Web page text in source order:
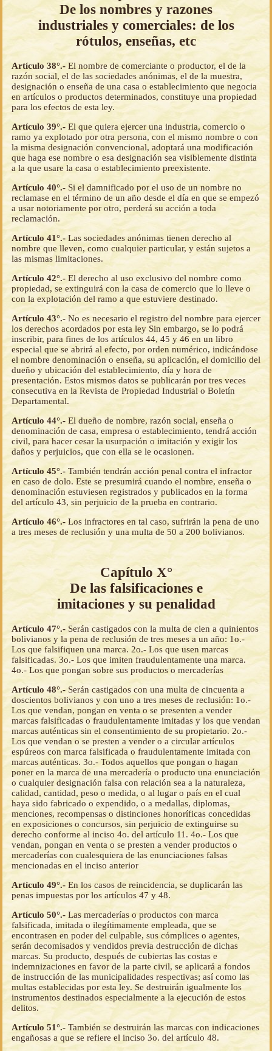
De los nombres y razones
industriales y comerciales: de los
rótulos, enseñas, etc
Artículo 38°.- El nombre de comerciante o productor, el de la
razón social, el de las sociedades anónimas, el de la muestra,
designación o enseña de una casa o establecimiento que negocia
en artículos o productos determinados, constituye una propiedad
para los efectos de esta ley.
Artículo 39°.- El que quiera ejercer una industria, comercio o
ramo ya explotado por otra persona, con el mismo nombre o con
la misma designación convencional, adoptará una modificación
que haga ese nombre o esa designación sea visiblemente distinta
a la que usare la casa o establecimiento preexistente.
Artículo 40°.- Si el damnificado por el uso de un nombre no
reclamase en el término de un año desde el día en que se empezó
a usar notoriamente por otro, perderá su acción a toda
reclamación.
Artículo 41°.- Las sociedades anónimas tienen derecho al
nombre que lleven, como cualquier particular, y están sujetos a
las mismas limitaciones.
Artículo 42°.- El derecho al uso exclusivo del nombre como
propiedad, se extinguirá con la casa de comercio que lo lleve o
con la explotación del ramo a que estuviere destinado.
Artículo 43°.- No es necesario el registro del nombre para ejercer
los derechos acordados por esta ley Sin embargo, se lo podrá
inscribir, para fines de los artículos 44, 45 y 46 en un libro
especial que se abrirá al efecto, por orden numérico, indicándose
el nombre denominación o enseña, su aplicación, el domicilio del
dueño y ubicación del establecimiento, día y hora de
presentación. Estos mismos datos se publicarán por tres veces
consecutiva en la Revista de Propiedad Industrial o Boletín
Departamental.
Artículo 44°.- El dueño de nombre, razón social, enseña o
denominación de casa, empresa o establecimiento, tendrá acción
civil, para hacer cesar la usurpación o imitación y exigir los
daños y perjuicios, que con ella se le ocasionen.
Artículo 45°.- También tendrán acción penal contra el infractor
en caso de dolo. Este se presumirá cuando el nombre, enseña o
denominación estuviesen registrados y publicados en la forma
del artículo 43, sin perjuicio de la prueba en contrario.
Artículo 46°.- Los infractores en tal caso, sufrirán la pena de uno
a tres meses de reclusión y una multa de 50 a 200 bolivianos.
Capítulo X°
De las falsificaciones e
imitaciones y su penalidad
Artículo 47°.- Serán castigados con la multa de cien a quinientos
bolivianos y la pena de reclusión de tres meses a un año: 1o.-
Los que falsifiquen una marca. 2o.- Los que usen marcas
falsificadas. 3o.- Los que imiten fraudulentamente una marca.
4o.- Los que pongan sobre sus productos o mercaderías
Artículo 48°.- Serán castigados con una multa de cincuenta a
doscientos bolivianos y con uno a tres meses de reclusión: 1o.-
Los que vendan, pongan en venta o se presenten a vender
marcas falsificadas o fraudulentamente imitadas y los que vendan
marcas auténticas sin el consentimiento de su propietario. 2o.-
Los que vendan o se presten a vender o a circular artículos
espúreos con marca falsificada o fraudulentamente imitada con
marcas auténticas. 3o.- Todos aquellos que pongan o hagan
poner en la marca de una mercadería o producto una enunciación
o cualquier designación falsa con relación sea a la naturaleza,
calidad, cantidad, peso o medida, o al lugar o país en el cual
haya sido fabricado o expendido, o a medallas, diplomas,
menciones, recompensas o distinciones honoríficas concedidas
en exposiciones o concursos, sin perjuicio de extinguirse su
derecho conforme al inciso 4o. del artículo 11. 4o.- Los que
vendan, pongan en venta o se presten a vender productos o
mercaderías con cualesquiera de las enunciaciones falsas
mencionadas en el inciso anterior
Artículo 49°.- En los casos de reincidencia, se duplicarán las
penas impuestas por los artículos 47 y 48.
Artículo 50°.- Las mercaderías o productos con marca
falsificada, imitada o ilegítimamente empleada, que se
encontrasen en poder del culpable, sus cómplices o agentes,
serán decomisados y vendidos previa destrucción de dichas
marcas. Su producto, después de cubiertas las costas e
indemnizaciones en favor de la parte civil, se aplicará a fondos
de instrucción de las municipalidades respectivas; así como las
multas establecidas por esta ley. Se destruirán igualmente los
instrumentos destinados especialmente a la ejecución de estos
delitos.
Artículo 51°.- También se destruirán las marcas con indicaciones
engañosas a que se refiere el inciso 3o. del artículo 48.